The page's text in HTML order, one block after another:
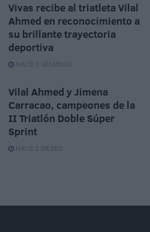
Vivas recibe al triatleta Vilal
Ahmed en reconocimiento a
su brillante trayectoria
deportiva
HACE 3 SEMANAS
Vilal Ahmed y Jimena
Carracao, campeones de la
II Triatlón Doble Súper
Sprint
HACE 2 MESES